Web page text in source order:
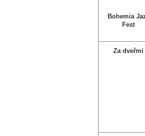
Bohemia
Fest
Za dveřmi